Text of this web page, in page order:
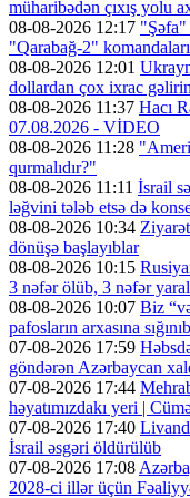
müharibədən çıxış yolu
08-08-2026 12:17 "Şəfa"
"Qarabağ-2" komandaları
08-08-2026 12:01
dollardan çox ixrac
08-08-2026 11:37 Hacı
07.08.2026 - VİDEO
08-08-2026 11:28
qurmalıdır?"
08-08-2026 11:11 İsrail
ləğvini tələb etsə də
08-08-2026 10:34
dönüşə başlayıblar
08-08-2026 10:15
3 nəfər ölüb, 3 nəfər
08-08-2026 10:07 Biz
pafosların arxasına
07-08-2026 17:59
göndərən Azərbaycan
07-08-2026 17:44
həyatımızdakı yeri |
07-08-2026 17:40
İsrail əsgəri öldürülüb
07-08-2026 17:08
2028-ci illər üçün